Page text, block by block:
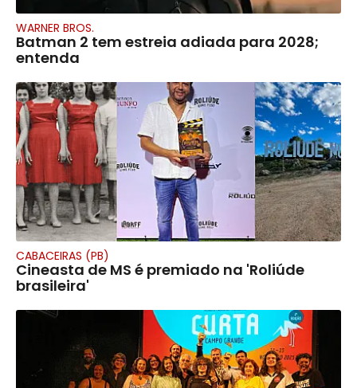
WARNER BROS.
Batman 2 tem estreia adiada para 2028;
entenda
CABACEIRAS (PB)
Cineasta de MS é premiado na 'Roliúde
brasileira'